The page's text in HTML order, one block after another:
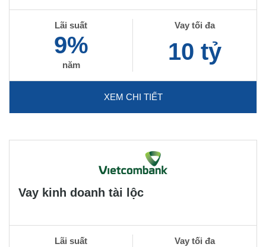
Lãi suất
9%
năm
Vay tối đa
10 tỷ
XEM CHI TIẾT
Vay kinh doanh tài lộc
Lãi suất Vay tối đa